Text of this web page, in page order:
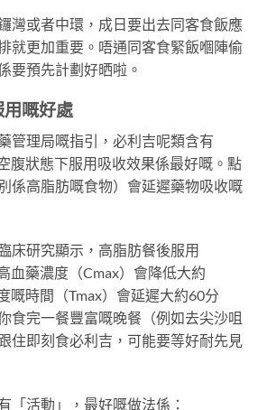
灣或者中環，成日要出去同客食飯應
就更加重要。唔通同客食緊飯嗰陣偷
要預先計劃好晒啦。
嘅好處
管理局嘅指引，必利吉呢類含有
腹狀態下服用吸收效果係最好嘅。點
係高脂肪嘅食物）會延遲藥物吸收嘅
床研究顯示，高脂肪餐後服用
血藥濃度（Cmax）會降低大約
嘅時間（Tmax）會延遲大約60分
食完一餐豐富嘅晚餐（例如去尖沙咀
住即刻食必利吉，可能要等好耐先見
「活動」，最好嘅做法係：